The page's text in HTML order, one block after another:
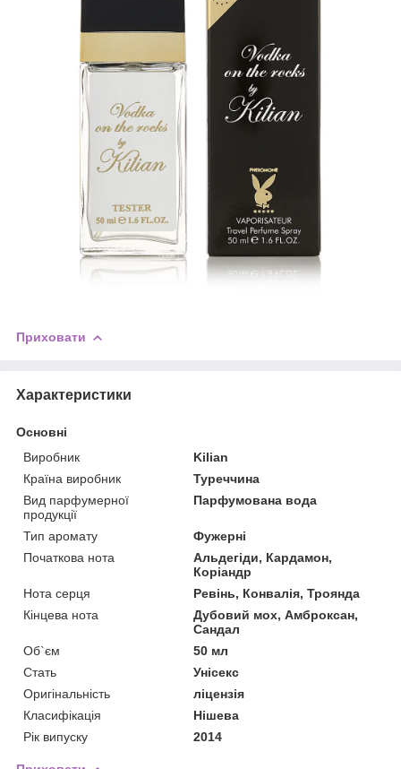
Приховати
Характеристики
Основні
Виробник
Kilian
Країна виробник
Туреччина
Вид парфумерної
продукції
Парфумована вода
Тип аромату
Фужерні
Початкова нота
Альдегіди, Кардамон,
Коріандр
Нота серця
Ревінь, Конвалія, Троянда
Кінцева нота
Дубовий мох, Амброксан,
Сандал
Об`єм
50 мл
Стать
Унісекс
Оригінальність
ліцензія
Класифікація
Нішева
Рік випуску
2014